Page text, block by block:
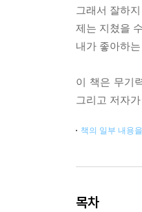
그래서 잘하
제는 지쳤을
내가 좋아하
이 책은 무기
그리고 저자
책의 일부 내용
목차